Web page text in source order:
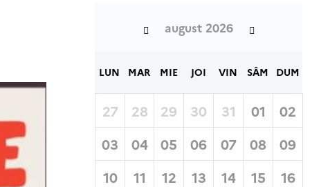
august 2026
LUN MAR MIE JOI VIN SÂM DUM
27 28 29 30 31 01
02
03
04 05 06 07 08
09
10
11 12 13 14 15
16